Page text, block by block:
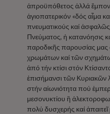
ἀπροϋπόθετος ἀλλά
ἁγιοπατερικόν «δός αἷμα
πνευματικούς καί
Πνεύματος, ἡ κατανόησις
παροδικῆς παρουσίας
χρωμάτων καί τῶν
ἀπό τήν κτίσι στόν
ἐπισήμανσι τῶν Κυριακῶν
στήν αἰωνιότητα πού
μεσονυκτίου ἢ
πολύ δυσχερής καί